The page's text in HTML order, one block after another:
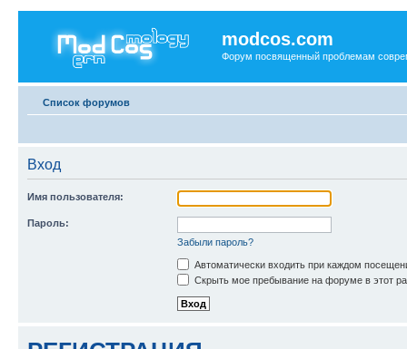
modcos.com
Форум посвященный проблемам
Список форумов
Вход
Имя пользователя:
Пароль:
Забыли пароль?
Автоматически входить при каждом
Скрыть мое пребывание на форуме в этот